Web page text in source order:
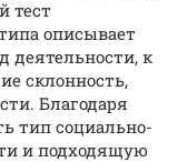
тест
описывает
деятельности, к
склонность,
Благодаря
тип социально-
и подходящую